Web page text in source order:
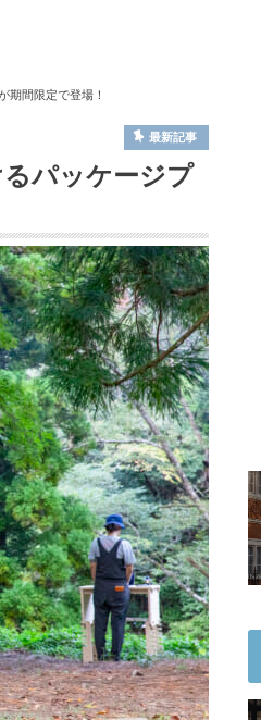
期間限定で登場！
最新記事
パッケージプ